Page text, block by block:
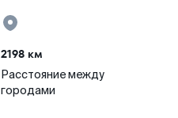
2198 км
Расстояние между
городами